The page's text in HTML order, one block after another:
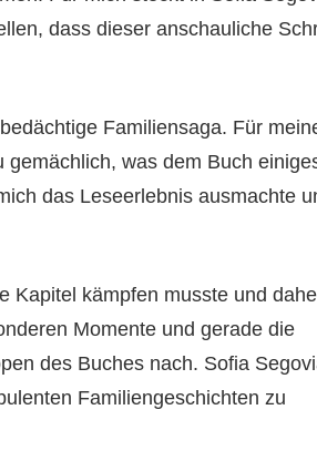
dass dieser anschauliche
Familiensaga. Für
was dem Buch
das Leseerlebnis ausmachte
Kapitel kämpfen musste und
Momente und gerade die
des Buches nach. Sofia
Familiengeschichten zu